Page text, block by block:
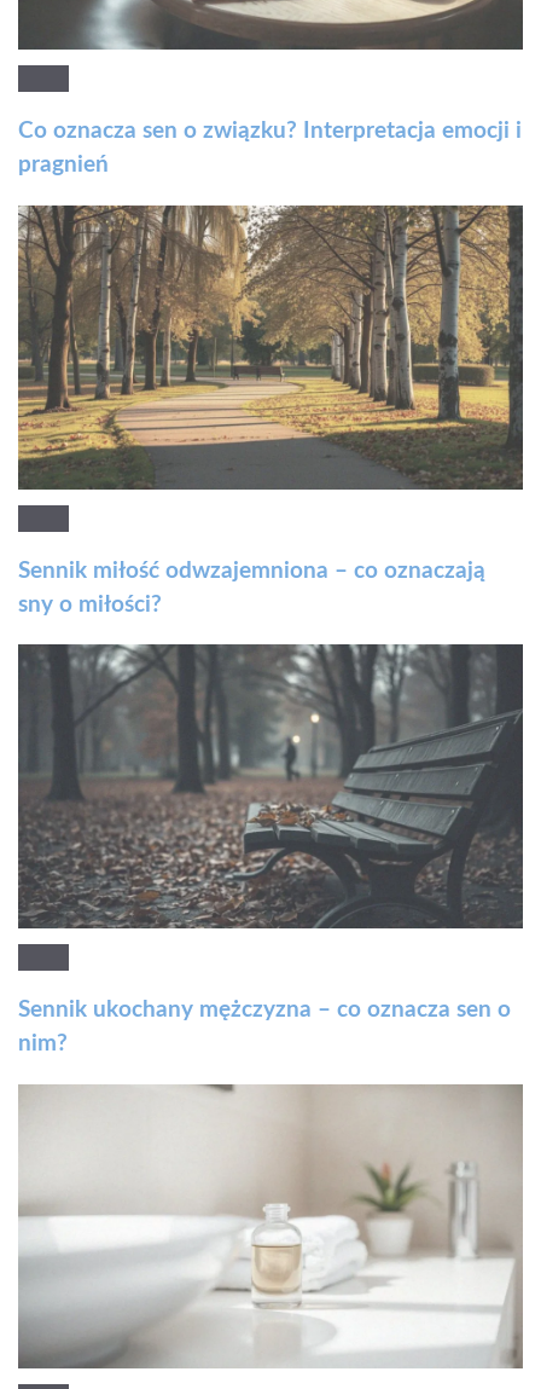
Co oznacza sen o związku? Interpretacja emocji i
pragnień
Sennik miłość odwzajemniona – co oznaczają
sny o miłości?
Sennik ukochany mężczyzna – co oznacza sen o
nim?